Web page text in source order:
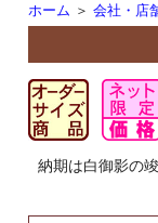
ホーム ＞ 会社・店
納期は白御影の